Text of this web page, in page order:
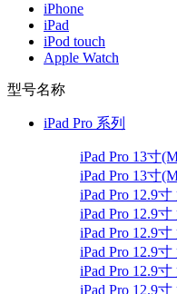
iPhone
iPad
iPod touch
Apple Watch
型号名称
iPad Pro 系列
iPad Pro 13寸
iPad Pro 13寸
iPad Pro 12.9
iPad Pro 12.9
iPad Pro 12.9
iPad Pro 12.9
iPad Pro 12.9
iPad Pro 12.9